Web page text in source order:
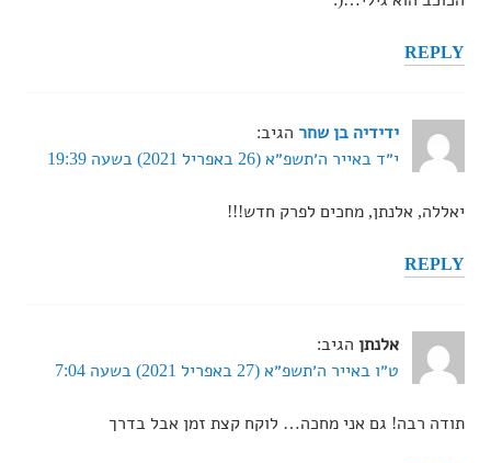
REPLY
ידידיה בן שחר הגיב:
י״ד באייר ה׳תשפ״א (26 באפריל 2021) בשעה 19:39
יאללה, אלנתן, מחכים לפרק חדש!!!
REPLY
אלנתן הגיב:
ט״ו באייר ה׳תשפ״א (27 באפריל 2021) בשעה 7:04
תודה רבה! גם אני מחכה… לוקח קצת זמן אבל בדרך